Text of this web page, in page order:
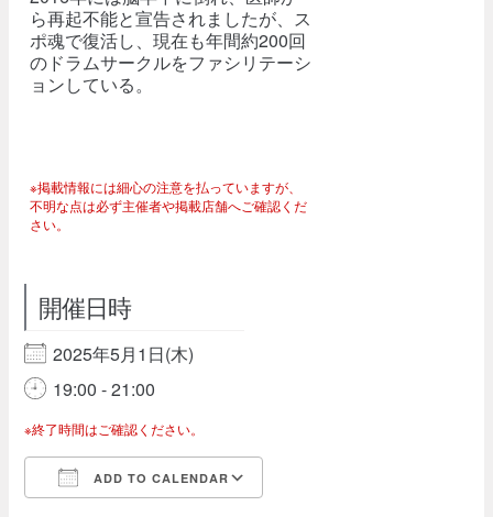
ら再起不能と宣告されましたが、ス
ポ魂で復活し、現在も年間約200回
のドラムサークルをファシリテーシ
ョンしている。
※掲載情報には細心の注意を払っていますが、
不明な点は必ず主催者や掲載店舗へご確認くだ
さい。
開催日時
2025年5月1日(木)
19:00 - 21:00
※終了時間はご確認ください。
ADD TO CALENDAR